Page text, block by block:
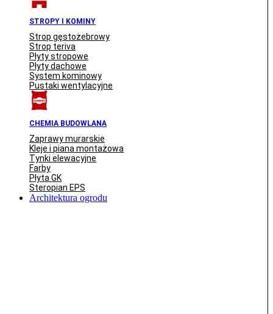
STROPY I KOMINY
Strop gęstożebrowy
Strop teriva
Płyty stropowe
Płyty dachowe
System kominowy
Pustaki wentylacyjne
CHEMIA BUDOWLANA
Zaprawy murarskie
Kleje i piana montażowa
Tynki elewacyjne
Farby
Płyta GK
Steropian EPS
Architektura ogrodu